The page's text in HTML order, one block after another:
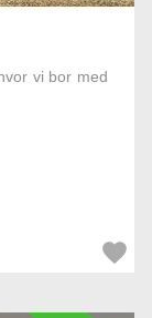
vi bor med